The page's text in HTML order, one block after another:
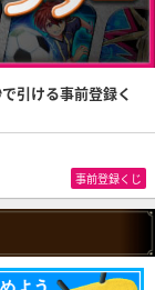
引ける事前登録く
事前登録くじ